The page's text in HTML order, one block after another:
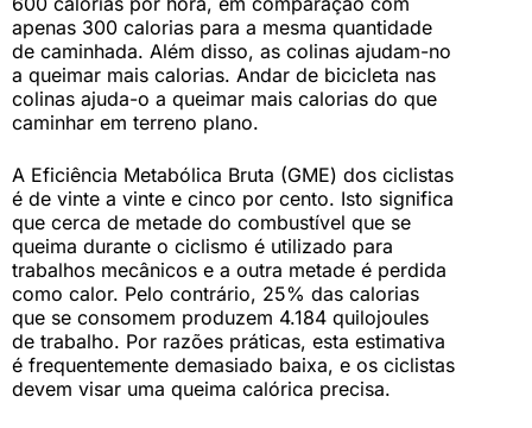
apenas 300 calorias para a mesma quantidade
de caminhada. Além disso, as colinas ajudam-no
a queimar mais calorias. Andar de bicicleta nas
colinas ajuda-o a queimar mais calorias do que
caminhar em terreno plano.
A Eficiência Metabólica Bruta (GME) dos ciclistas
é de vinte a vinte e cinco por cento. Isto significa
que cerca de metade do combustível que se
queima durante o ciclismo é utilizado para
trabalhos mecânicos e a outra metade é perdida
como calor. Pelo contrário, 25% das calorias
que se consomem produzem 4.184 quilojoules
de trabalho. Por razões práticas, esta estimativa
é frequentemente demasiado baixa, e os ciclistas
devem visar uma queima calórica precisa.